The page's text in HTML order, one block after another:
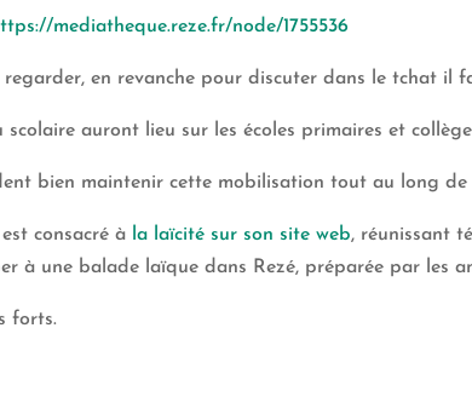
mediatheque.reze.fr/node/1755536
en revanche pour discuter dans le tchat il
auront lieu sur les écoles primaires et
bien maintenir cette mobilisation tout au long de
consacré à la laïcité sur son site web, réunissant
à une balade laïque dans Rezé, préparée par les
forts.